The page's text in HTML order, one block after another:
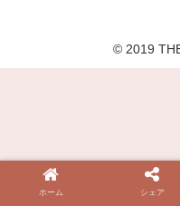
© 2019
ホーム シェア